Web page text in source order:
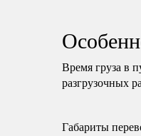
Время груза в
разгрузочных
Габариты